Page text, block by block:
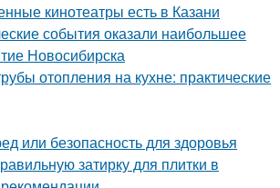
кинотеатры есть в Казани
события оказали наибольшее
Новосибирска
отопления на кухне: практические
или безопасность для здоровья
затирку для плитки в